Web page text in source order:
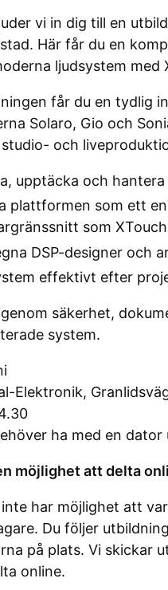
vi in dig till en
Här får du en
ljudsystem med
får du en tydlig
Solaro, Gio och
och
upptäcka och
plattformen som ett
som
DSP-designer och
effektivt efter
säkerhet,
system.
Elektronik,
ha med en
möjlighet att delta
har möjlighet att
Du följer
på plats. Vi skickar
online.